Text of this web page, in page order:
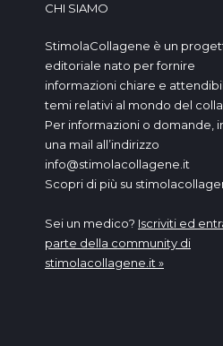
CHI SIAMO
StimolaCollagene è un
editoriale nato per fornire
informazioni chiare e
temi relativi al mondo del
Per informazioni o domande,
una mail all’indirizzo
info@stimolacollagene.it
Scopri di più su
Sei un medico? Iscriviti ed
parte della community di
stimolacollagene.it »